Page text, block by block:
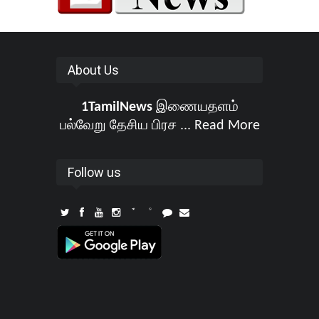
About Us
1TamilNewsஇணையதளம்
பல்வேறு தேசிய பிரச ... Read More
Follow us